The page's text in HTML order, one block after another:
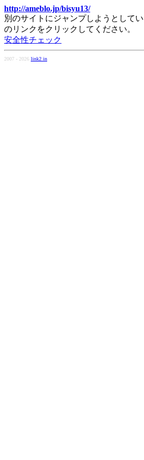
http://ameblo.jp/bisyu13/
別のサイトにジャンプしようとして
のリンクをクリックしてください。
安全性チェック
2007 - 2026 link2.in